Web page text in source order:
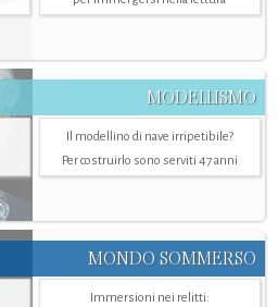
MODELLISMO
Il modellino di nave irripetibile?
Per costruirlo sono serviti 47 anni
MONDO SOMMERSO
Immersioni nei relitti: